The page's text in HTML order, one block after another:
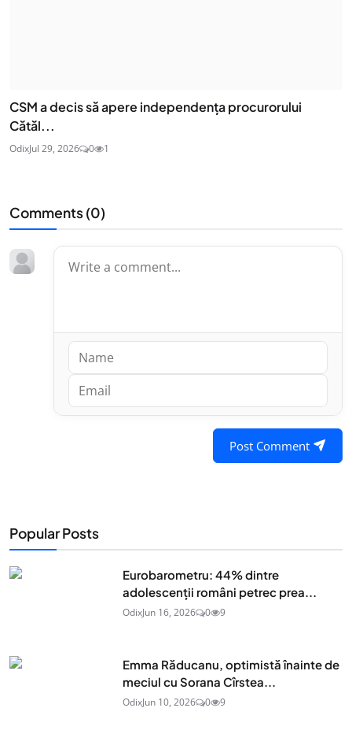
CSM a decis să apere independența procurorului
Cătăl...
OdixJul 29, 2026 0 1
Comments (0)
Post Comment
Popular Posts
Eurobarometru: 44% dintre
adolescenţii români petrec prea...
OdixJun 16, 2026 0 9
Emma Răducanu, optimistă înainte de
meciul cu Sorana Cîrstea...
OdixJun 10, 2026 0 9